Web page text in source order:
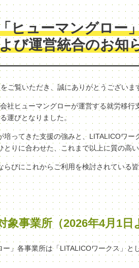
ヒューマングロー
び運営統合のお知
ご覧いただき、誠にありがとうございま
社ヒューマングローが運営する就労移行
運びとなりました。
培ってきた支援の強みと、LITALICOワ
りに合わせた、これまで以上に質の高
びにこれからご利用を検討されている
象事業所（2026年4月1日
」各事業所は「LITALICOワークス」と